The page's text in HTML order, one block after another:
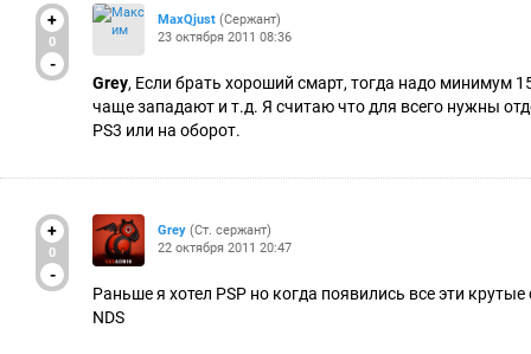
+
0
-
MaxQjust (Сержант)
23 октября 2011 08:36
Grey, Если брать хороший смарт, тогда надо минимум
чаще западают и т.д. Я считаю что для всего нужны
PS3 или на оборот.
+
0
-
Grey (Ст. сержант)
22 октября 2011 20:47
Раньше я хотел PSP но когда появились все эти
NDS